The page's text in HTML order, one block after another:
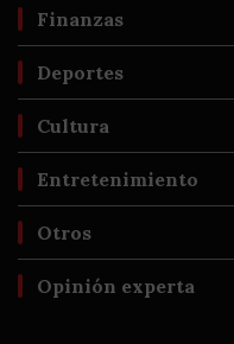
Finanzas
Deportes
Cultura
Entretenimiento
Otros
Opinión experta